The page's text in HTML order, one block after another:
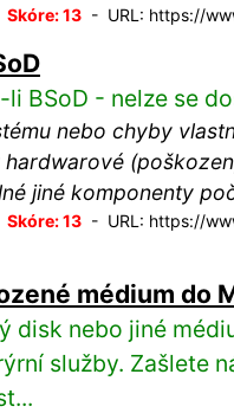
Skóre: 13- URL: https://
BSoD - nelze se
nebo chyby
jiné komponenty
Skóre: 13- URL: https://
médium do
disk nebo jiné
služby. Zašlete